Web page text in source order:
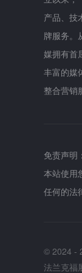
产品、技
牌服务。
媒拥有首
丰富的媒
整合营销
免责声明
本站使用
任何的法
© 2024 -
法兰克福